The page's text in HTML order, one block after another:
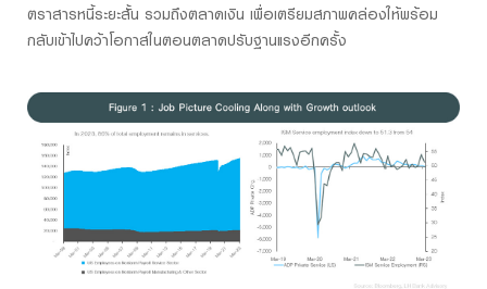
ตราสารหนี้ระยะสั้น รวมถึงตลาดเงิน เพื่อเตรียมสภาพคล่องให้พร้อม
กลับเข้าไปคว้าโอกาสในตอนตลาดปรับฐานแรงอีกครั้ง